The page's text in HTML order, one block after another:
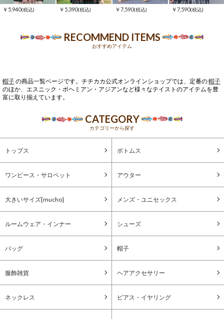
￥5,940(税込) ￥5,390(税込) ￥7,590(税込) ￥7,590(税込)
RECOMMEND ITEMS
おすすめアイテム
帽子の商品一覧ページです。チチカカ公式オンラインショップでは、定番の帽子
のほか、エスニック・ボヘミアン・アジアンなど様々なテイストのアイテムを豊
富に取り揃えています。
CATEGORY
カテゴリーから探す
トップス ボトムス
ワンピース・サロペット アウター
大きいサイズ[mucho] メンズ・ユニセックス
ルームウェア・インナー シューズ
バッグ 帽子
服飾雑貨 ヘアアクセサリー
ネックレス ピアス・イヤリング